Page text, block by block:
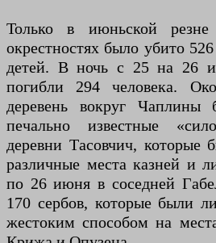
Только в июньской
окрестностях было убито
детей. В ночь с 25 на 26
погибли 294 человека.
деревень вокруг
печально известные
деревни Тасовчич, которые
различные места казней и
по 26 июня в соседней
170 сербов, которые были
жестоким способом на